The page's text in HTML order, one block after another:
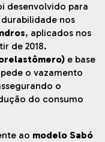
desenvolvido para
nos
, aplicados nos
de 2018.
e base
o vazamento
o
do consumo
ao modelo Sabó